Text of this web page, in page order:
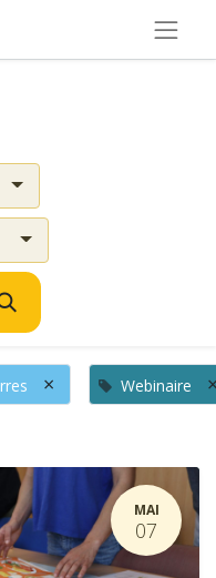
× Webinaire
MAI
07